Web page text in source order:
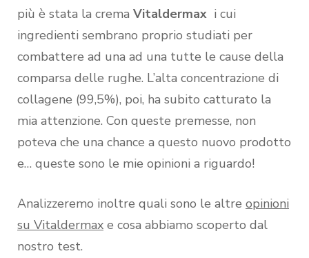
più è stata la crema Vitaldermax i cui
ingredienti sembrano proprio studiati per
combattere ad una ad una tutte le cause della
comparsa delle rughe. L’alta concentrazione di
collagene (99,5%), poi, ha subito catturato la
mia attenzione. Con queste premesse, non
poteva che una chance a questo nuovo prodotto
e… queste sono le mie opinioni a riguardo!
Analizzeremo inoltre quali sono le altre opinioni
su Vitaldermax e cosa abbiamo scoperto dal
nostro test.